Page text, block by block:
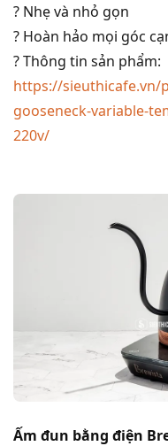
? Nhẹ và nhỏ gọn
? Hoàn hảo mọi góc
? Thông tin sản phẩm:
https://
gooseneck-variable-
220v/
Ấm đun bằng điện